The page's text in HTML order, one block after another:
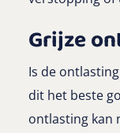
Grijze
Is de
dit het beste
ontlasting kan